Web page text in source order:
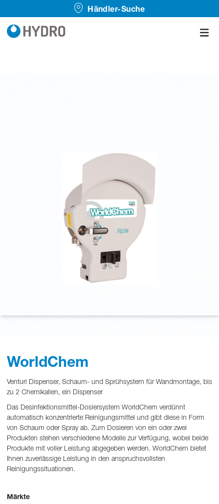
Händler-Suche
WorldChem
Venturi Dispenser, Schaum- und Sprühsystem für Wandmontage, bis
zu 2 Chemikalien, ein Dispenser
Das Desinfektionsmittel-Dosiersystem WorldChem verdünnt
automatisch konzentrierte Reinigungsmittel und gibt diese in Form
von Schaum oder Spray ab. Zum Dosieren von ein oder zwei
Produkten stehen verschiedene Modelle zur Verfügung, wobei beide
Produkte mit voller Leistung abgegeben werden. WorldChem bietet
Ihnen zuverlässige Leistung in den anspruchsvollsten
Reinigungssituationen.
Märkte